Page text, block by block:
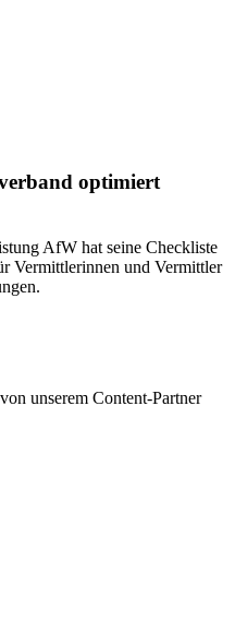
optimiert
AfW hat seine Checkliste
Vermittlerinnen und Vermittler
unserem Content-Partner